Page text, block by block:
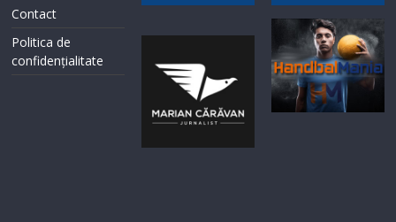
Contact
Politica de
confidențialitate